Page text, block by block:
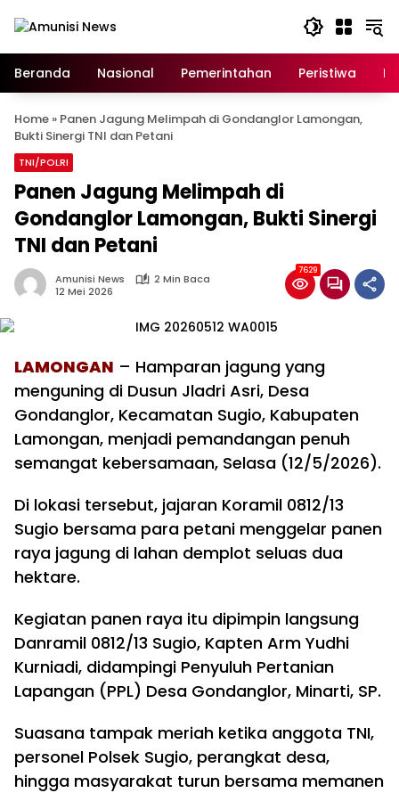
Beranda
Nasional Pemerintahan Peristiwa
Home » Panen Jagung Melimpah di Gondanglor Lamongan,
Bukti Sinergi TNI dan Petani
TNI/POLRI
Panen Jagung Melimpah di
Gondanglor Lamongan, Bukti Sinergi
TNI dan Petani
Amunisi News
2 Min Baca
12 Mei 2026
7629
LAMONGAN – Hamparan jagung yang
menguning di Dusun Jladri Asri, Desa
Gondanglor, Kecamatan Sugio, Kabupaten
Lamongan, menjadi pemandangan penuh
semangat kebersamaan, Selasa (12/5/2026).
Di lokasi tersebut, jajaran Koramil 0812/13
Sugio bersama para petani menggelar panen
raya jagung di lahan demplot seluas dua
hektare.
Kegiatan panen raya itu dipimpin langsung
Danramil 0812/13 Sugio, Kapten Arm Yudhi
Kurniadi, didampingi Penyuluh Pertanian
Lapangan (PPL) Desa Gondanglor, Minarti, SP.
Suasana tampak meriah ketika anggota TNI,
personel Polsek Sugio, perangkat desa,
hingga masyarakat turun bersama memanen